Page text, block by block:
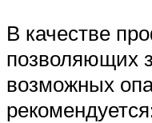
В качестве
позволяющих
возможных